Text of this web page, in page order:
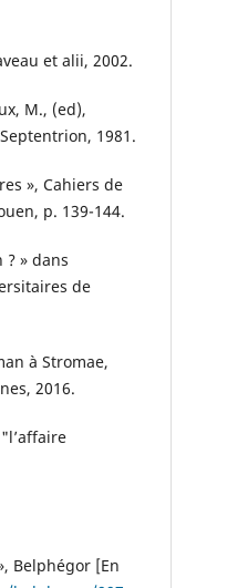
et alii, 2002.
M., (ed),
1981.
», Cahiers de
p. 139-144.
? » dans
de
à Stromae,
2016.
Belphégor [En